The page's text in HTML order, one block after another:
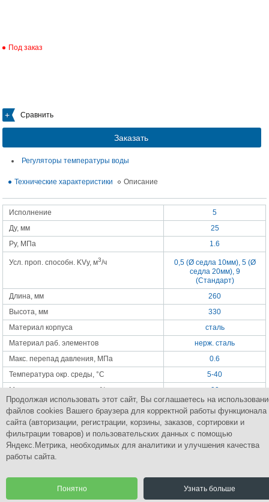
Под заказ
Сравнить
Заказать
Регуляторы температуры воды
Технические характеристики Описание
Исполнение
5
Ду, мм
25
Ру, МПа
1.6
Усл. проп. способн. KVy, м3/ч
0,5 (Ø седла 10мм), 5 (Ø
седла 20мм), 9
(Стандарт)
Длина, мм
260
Высота, мм
330
Материал корпуса
сталь
Материал раб. элементов
нерж. сталь
Макс. перепад давления, МПа
0.6
Температура окр. среды, °С
5-40
Макс. относит. влажность, %
90
Погрешность настройки, °С
+-1.5
Пределы настройки, °С
20-80
Комплексное снабжение промышленным оборудованием
Продолжая использовать этот сайт, Вы соглашаетесь на
файлов cookies Вашего браузера для корректной работы функционала
сайта (авторизации, регистрации, корзины, заказов, сортировки и
фильтрации товаров) и пользовательских данных с помощью
Яндекс.Метрика, необходимых для аналитики и улучшения качества
работы сайта.
Понятно Узнать больше